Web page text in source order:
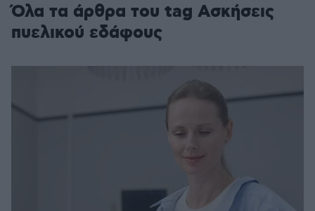
Όλα τα άρθρα του tag Ασκήσεις
πυελικού εδάφους